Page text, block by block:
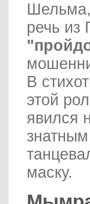
речь из
В
этой
явился
маску.